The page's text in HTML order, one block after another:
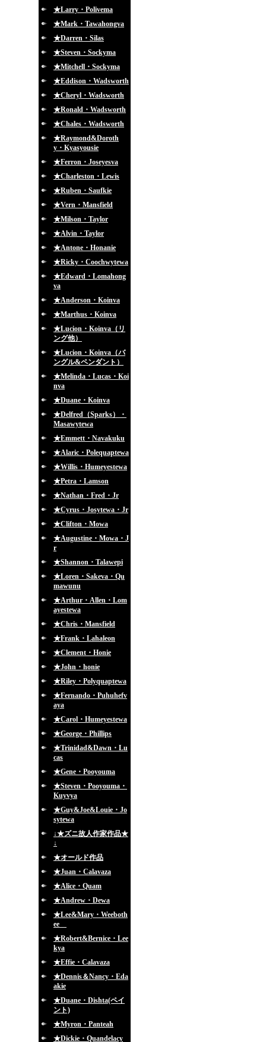
★Larry・Polivema
★Mark・Tawahongva
★Darren・Silas
★Steven・Sockyma
★Mitchell・Sockyma
★Eddison・Wadsworth
★Cheryl・Wadsworth
★Ronald・Wadsworth
★Chales・Wadsworth
★Raymond&Doroth
y・Kyasyousie
★Ferron・Joseyesva
★Charleston・Lewis
★Ruben・Saufkie
★Vern・Mansfield
★Milson・Taylor
★Alvin・Taylor
★Antone・Honanie
★Ricky・Coochwytewa
★Edward・Lomahong
va
★Anderson・Koinva
★Marthus・Koinva
★Lucion・Koinva（リ
ング他）
★Lucion・Koinva（バ
ングル&ペンダント）
★Melinda・Lucas・Koi
nva
★Duane・Koinva
★Delfred（Sparks）・
Masawytewa
★Emmett・Navakuku
★Alaric・Polequaptewa
★Willis・Humeyestewa
★Petra・Lamson
★Nathan・Fred・Jr
★Cyrus・Josytewa・Jr
★Clifton・Mowa
★Augustine・Mowa・J
r
★Shannon・Talawepi
★Loren・Sakeva・Qu
mawunu
★Arthur・Allen・Lom
ayestewa
★Chris・Mansfield
★Frank・Lahaleon
★Clement・Honie
★John・honie
★Riley・Polyquaptewa
★Fernando・Puhuhefv
aya
★Carol・Humeyestewa
★George・Phillips
★Trinidad&Dawn・Lu
cas
★Gene・Pooyouma
★Steven・Pooyouma・
Kuyvya
★Guy&Joe&Louie・Jo
sytewa
↓★ズニ故人作家作品★
↓
★オールド作品
★Juan・Calavaza
★Alice・Quam
★Andrew・Dewa
★Lee&Mary・Weeboth
ee
★Robert&Bernice・Lee
kya
★Effie・Calavaza
★Dennis＆Nancy・Eda
akie
★Duane・Dishta(ペイ
ント)
★Myron・Panteah
★Dickie・Quandelacy